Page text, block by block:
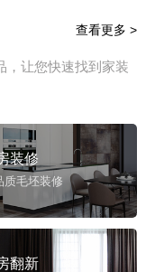
，让您快速找到家装
查看更多 >
装修
质毛坯装修
翻新